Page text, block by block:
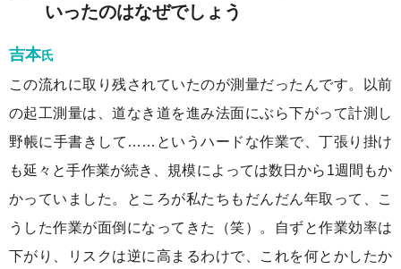
いったのはなぜでしょう
吉本氏
この流れに取り残されていたのが測量だったんです。以前
の起工測量は、道なき道を進み法面にぶら下がって計測し
野帳に手書きして……というハードな作業で、丁張り掛け
も延々と手作業が続き、規模によっては数日から1週間もか
かっていました。ところが私たちもだんだん年取って、こ
うした作業が面倒になってきた（笑）。自ずと作業効率は
下がり、リスクは逆に高まるわけで、これを何とかしたか